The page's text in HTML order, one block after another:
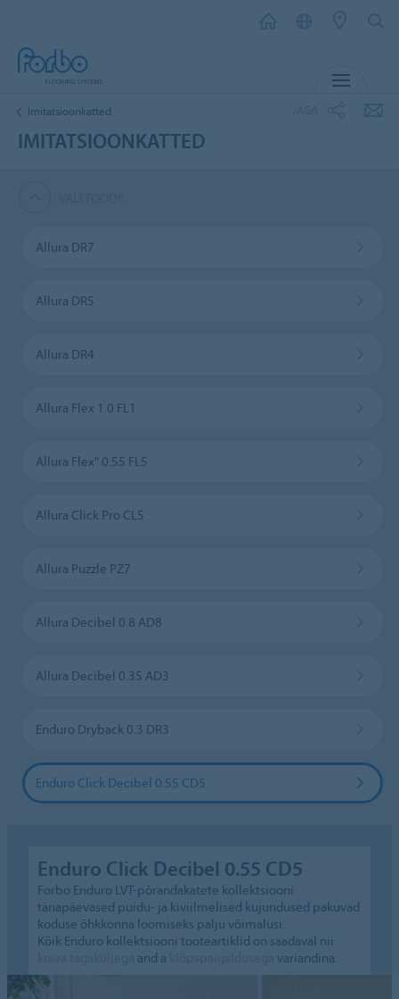
Imitatsioonkatted
IMITATSIOONKATTED
Allura DR7
Allura DR5
Allura DR4
Allura Flex 1.0 FL1
Allura Flex" 0.55 FL5
Allura Click Pro CL5
Allura Puzzle PZ7
Allura Decibel 0.8 AD8
Allura Decibel 0.35 AD3
Enduro Dryback 0.3 DR3
Enduro Click Decibel 0.55 CD5
Enduro Click Decibel 0.55 CD5
Forbo Enduro LVT-põrandakatete kollektsiooni
tänapäevased puidu- ja kiviilmelised kujundused pakuvad
koduse õhkkonna loomiseks palju võimalusi.
Kõik Enduro kollektsiooni tooteartiklid on saadaval nii
and a variandina.